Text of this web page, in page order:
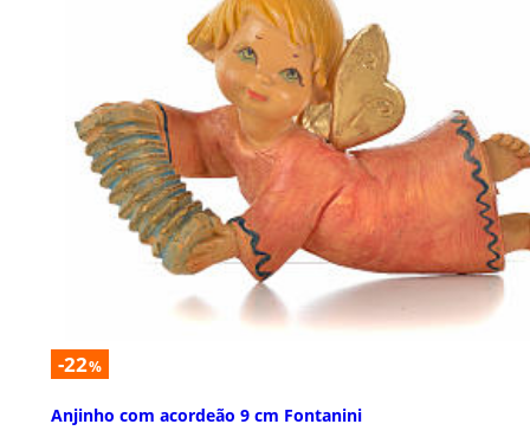
-22%
Anjinho com acordeão 9 cm Fontanini